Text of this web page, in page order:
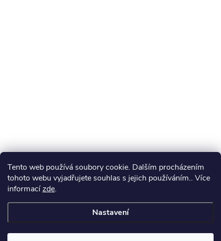
Tento web používá soubory cookie. Dalším procházením
tohoto webu vyjadřujete souhlas s jejich používáním.. Více
informacízde.
Nastavení